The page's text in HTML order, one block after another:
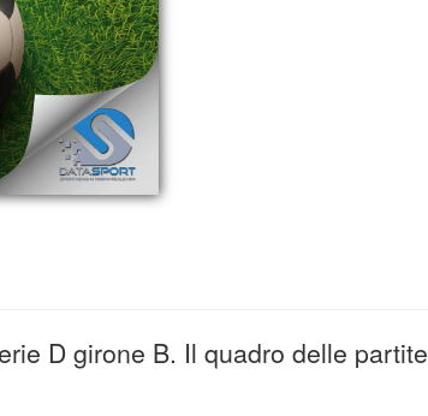
D girone B. Il quadro delle partite